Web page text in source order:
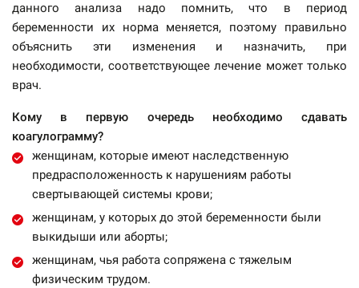
данного анализа надо помнить, что в период
беременности их норма меняется, поэтому правильно
объяснить эти изменения и назначить, при
необходимости, соответствующее лечение может только
врач.
Кому в первую очередь необходимо сдавать
коагулограмму?
женщинам, которые имеют наследственную
предрасположенность к нарушениям работы
свертывающей системы крови;
женщинам, у которых до этой беременности были
выкидыши или аборты;
женщинам, чья работа сопряжена с тяжелым
физическим трудом.